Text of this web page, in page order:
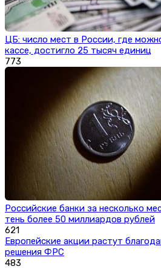
ЦБ: число мест в России, где
кассе, достигло 25 тысяч единиц
773
Российские банки за несколько
тень более 50 миллиардов рублей
621
Европейские акции растут
решения ФРС
483